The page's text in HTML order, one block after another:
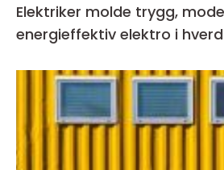
Elektriker molde trygg, moderne og
energieffektiv elektro i